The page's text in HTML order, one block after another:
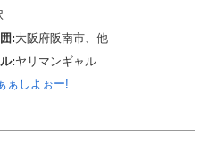
:大阪府阪南市、他
:ヤリマンギャル
ぁしよぉー!